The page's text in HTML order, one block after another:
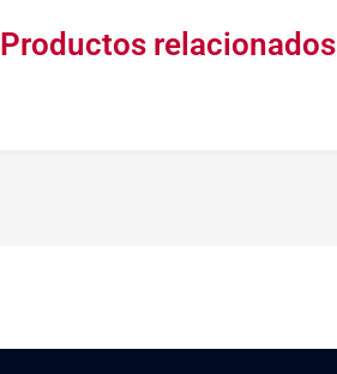
Productos relacionados